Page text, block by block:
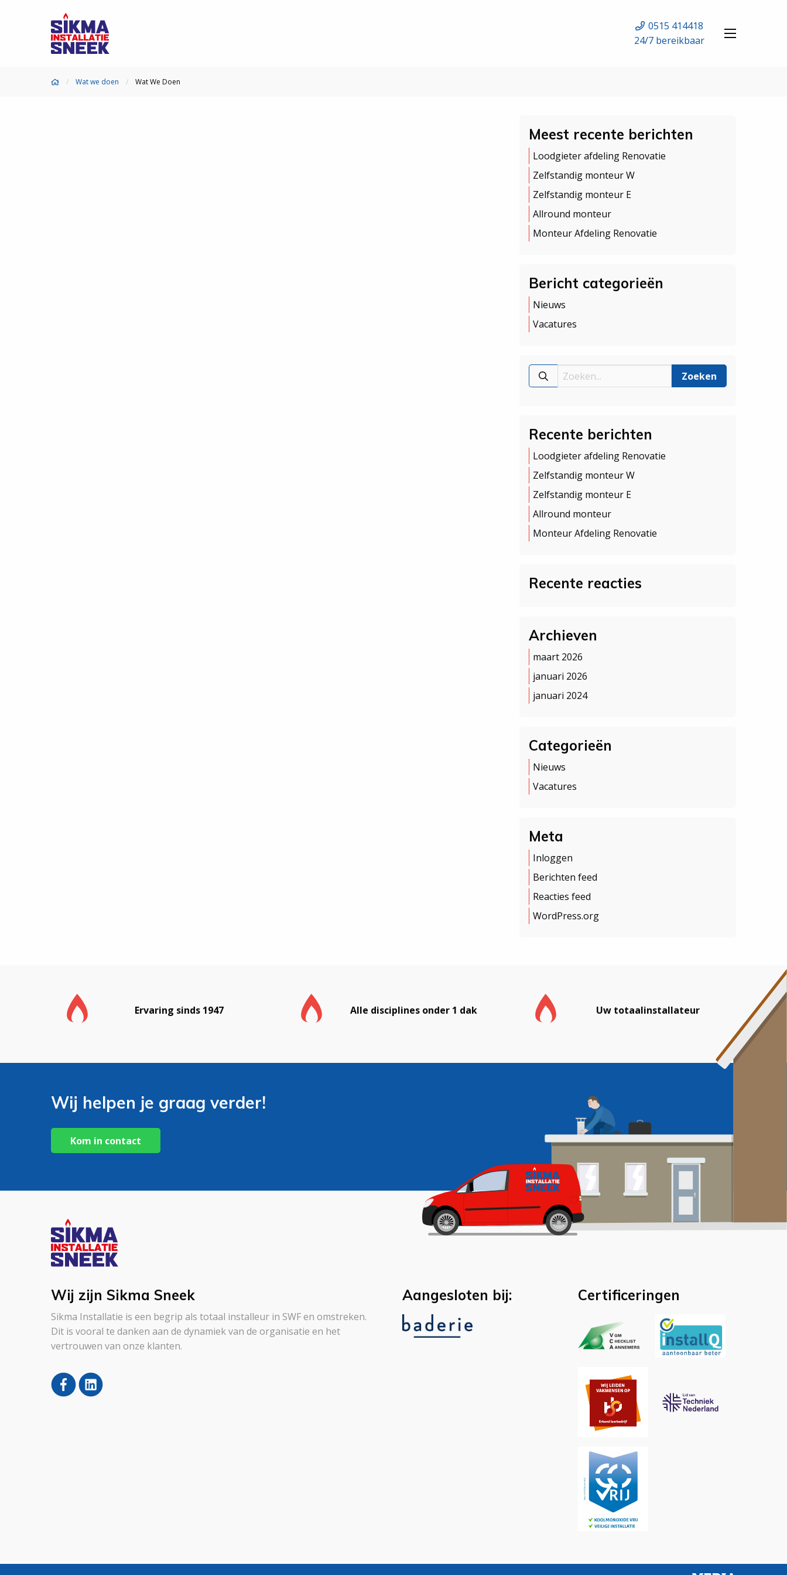
0515 414418
24/7 bereikbaar
Wat we doen Wat We Doen
Meest recente berichten
Loodgieter afdeling Renovatie
Zelfstandig monteur W
Zelfstandig monteur E
Allround monteur
Monteur Afdeling Renovatie
Bericht categorieën
Nieuws
Vacatures
Recente berichten
Loodgieter afdeling Renovatie
Zelfstandig monteur W
Zelfstandig monteur E
Allround monteur
Monteur Afdeling Renovatie
Recente reacties
Archieven
maart 2026
januari 2026
januari 2024
Categorieën
Nieuws
Vacatures
Meta
Inloggen
Berichten feed
Reacties feed
WordPress.org
Ervaring sinds 1947 Alle disciplines onder 1 dak Uw totaalinstallateur
Wij helpen je graag verder!
Kom in contact
Wij zijn Sikma Sneek
Sikma Installatie is een begrip als totaal installeur in SWF en omstreken.
Dit is vooral te danken aan de dynamiek van de organisatie en het
vertrouwen van onze klanten.
Aangesloten bij: Certificeringen